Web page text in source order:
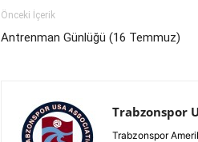
Önceki İçerik
Antrenman Günlüğü (16 Temmuz)
Trabzonspor
Trabzonspor